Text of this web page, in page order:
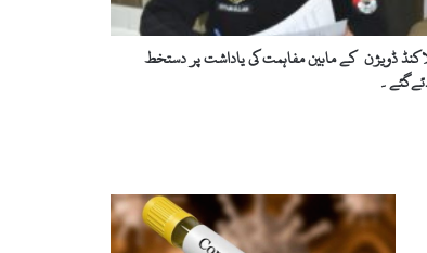
ڈویژن کے مابین مفاہمت کی یاداشت پر دستخط